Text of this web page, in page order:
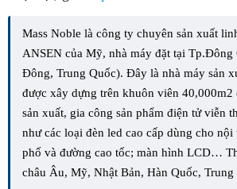
Mass Noble là công ty chuyên sản xuất
ANSEN của Mỹ, nhà máy đặt tại Tp.Đông
Đông, Trung Quốc). Đây là nhà máy sản
được xây dựng trên khuôn viên 40,000m2
sản xuất, gia công sản phẩm điện tử viễn
như các loại đèn led cao cấp dùng cho
phố và đường cao tốc; màn hình LCD…
châu Âu, Mỹ, Nhật Bản, Hàn Quốc,